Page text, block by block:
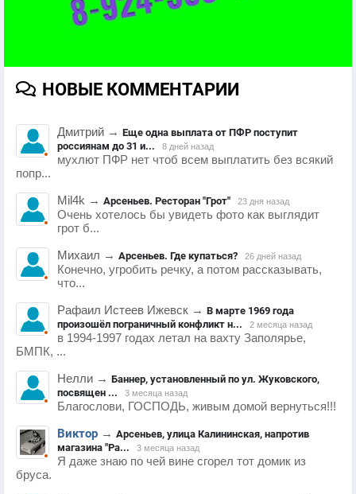
НОВЫЕ КОММЕНТАРИИ
Дмитрий → Еще одна выплата от ПФР поступит
россиянам до 31 и...
8 дней назад
мухлют ПФР нет чтоб всем выплатить без всякий
попр...
Mil4k → Арсеньев. Ресторан "Грот" 23 дня назад
Очень хотелось бы увидеть фото как выглядит
грот б...
Михаил → Арсеньев. Где купаться? 26 дней назад
Конечно, угробить речку, а потом рассказывать,
что...
Рафаил Истеев Ижевск → В марте 1969 года
произошёл пограничный конфликт н...
2 месяца назад
в 1994-1997 годах летал на вахту Заполярье,
БМПК, ...
Нелли → Баннер, установленный по ул. Жуковского,
посвящен ...
3 месяца назад
Благослови, ГОСПОДЬ, живым домой вернуться!!!
Виктор → Арсеньев, улица Калининская, напротив
магазина "Ра...
3 месяца назад
Я даже знаю по чей вине сгорел тот домик из
бруса.